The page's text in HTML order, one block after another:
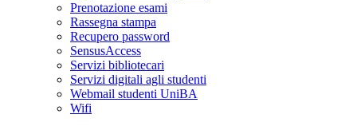
Prenotazione esami
Rassegna stampa
Recupero password
SensusAccess
Servizi bibliotecari
Servizi digitali agli studenti
Webmail studenti UniBA
Wifi